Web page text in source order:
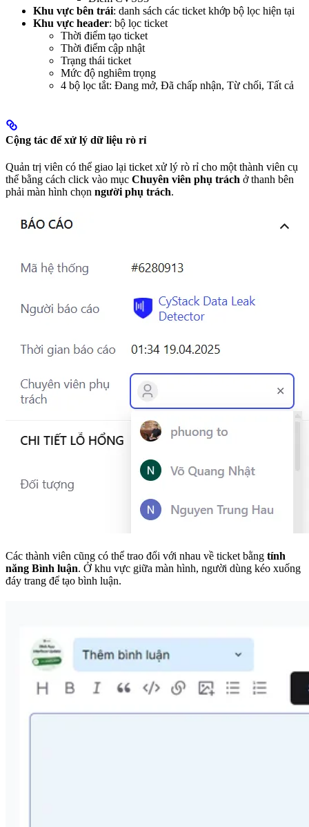
Khu vực bên trái: danh sách các ticket khớp bộ lọc hiện tại
Khu vực header: bộ lọc ticket
Thời điểm tạo ticket
Thời điểm cập nhật
Trạng thái ticket
Mức độ nghiêm trọng
4 bộ lọc tắt: Đang mở, Đã chấp nhận, Từ chối, Tất cả
Cộng tác để xử lý dữ liệu rò rỉ
Quản trị viên có thể giao lại ticket xử lý rò rỉ cho một thành viên cụ
thể bằng cách click vào mục Chuyên viên phụ trách ở thanh bên
phải màn hình chọn người phụ trách.
Các thành viên cũng có thể trao đổi với nhau về ticket bằng tính
năng Bình luận. Ở khu vực giữa màn hình, người dùng kéo xuống
đáy trang để tạo bình luận.